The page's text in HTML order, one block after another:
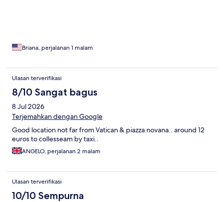
Briana, perjalanan 1 malam
Ulasan terverifikasi
8/10 Sangat bagus
8 Jul 2026
Terjemahkan dengan Google
Good location not far from Vatican & piazza novana.. around 12
euros to collesseam by taxi..
ANGELO, perjalanan 2 malam
Ulasan terverifikasi
10/10 Sempurna